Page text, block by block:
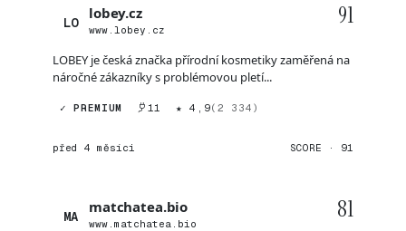
LO
lobey.cz
www.lobey.cz
91
LOBEY je česká značka přírodní kosmetiky zaměřená na
náročné zákazníky s problémovou pletí...
✓ PREMIUM 11 ★ 4,9(2 334)
před 4 měsíci SCORE · 91
MA
matchatea.bio
www.matchatea.bio
81